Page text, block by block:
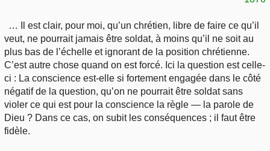
… Il est clair, pour moi, qu’un chrétien, libre de faire ce qu’il
veut, ne pourrait jamais être soldat, à moins qu’il ne soit au
plus bas de l’échelle et ignorant de la position chrétienne.
C’est autre chose quand on est forcé. Ici la question est celle-
ci : La conscience est-elle si fortement engagée dans le côté
négatif de la question, qu’on ne pourrait être soldat sans
violer ce qui est pour la conscience la règle — la parole de
Dieu ? Dans ce cas, on subit les conséquences ; il faut être
fidèle.